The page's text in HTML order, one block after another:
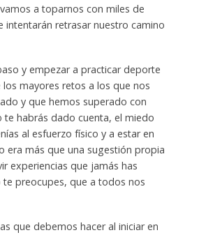
a toparnos con miles de
intentarán retrasar nuestro camino
y empezar a practicar deporte
los mayores retos a los que nos
y que hemos superado con
te habrás dado cuenta, el miedo
al esfuerzo físico y a estar en
era más que una sugestión propia
experiencias que jamás has
te preocupes, que a todos nos
que debemos hacer al iniciar en